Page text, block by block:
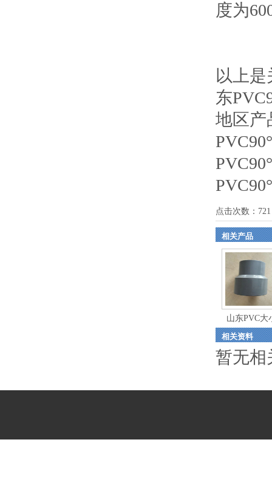
度为
以上是
东
地区
点击次数： 721
相关产品
山东PVC大
相关资料
暂无相